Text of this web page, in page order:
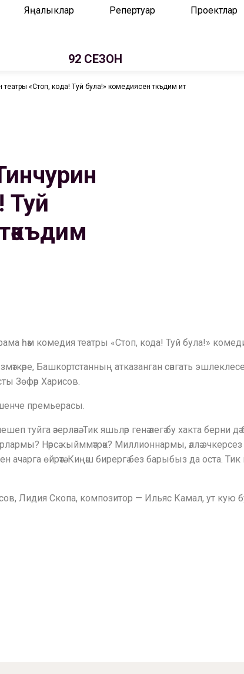
Яңалыклар Репертуар Проектлар
92 СЕЗОН
«Стоп, кода! Туй була!» комедиясен тәкъдим итә
Туй
һәм комедия театры «Стоп, кода! Туй була!»
Башкортстанның атказанган сәнгать
Зөфәр Харисов.
премьерасы.
әзерләнә. Тик яшьләр генә әлегә бу хакта берни
Нәрсә кыйммәтрәк? Миллионнармы, әллә
ачарга өйрәтә. Киңәш бирергә без барыбыз да оста.
Лидия Скопа, композитор — Ильяс Камал, ут